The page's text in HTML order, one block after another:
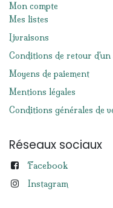
Mon compte
Mes listes
Livraisons
Conditions de retour d'un
Moyens de paiement
Mentions légales
Conditions générales de
Réseaux sociaux
Facebook
Instagram